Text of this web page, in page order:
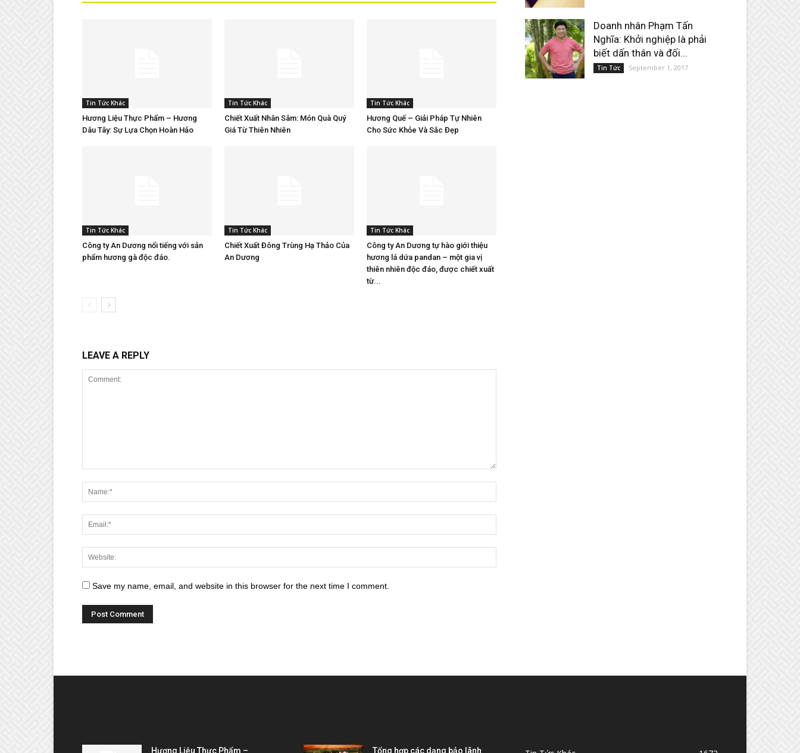
Tin Tức Khác
Hương Liệu Thực Phẩm – Hương
Dâu Tây: Sự Lựa Chọn Hoàn Hảo
Tin Tức Khác
Chiết Xuất Nhân Sâm: Món Quà Quý
Giá Từ Thiên Nhiên
Tin Tức Khác
Hương Quế – Giải Pháp Tự Nhiên
Cho Sức Khỏe Và Sắc Đẹp
Tin Tức Khác
Công ty An Dương nổi tiếng với sản
phẩm hương gà độc đáo.
Tin Tức Khác
Chiết Xuất Đông Trùng Hạ Thảo Của
An Dương
Tin Tức Khác
Công ty An Dương tự hào giới thiệu
hương lá dứa pandan – một gia vị
thiên nhiên độc đáo, được chiết xuất
từ...
LEAVE A REPLY
Save my name, email, and website in this browser for the next time I comment.
Doanh nhân Phạm Tấn
Nghĩa: Khởi nghiệp là phải
biết dấn thân và đối...
Tin Tức September 1, 2017
Hương Liệu Thực Phẩm – Tổng hợp các dạng bảo lãnh